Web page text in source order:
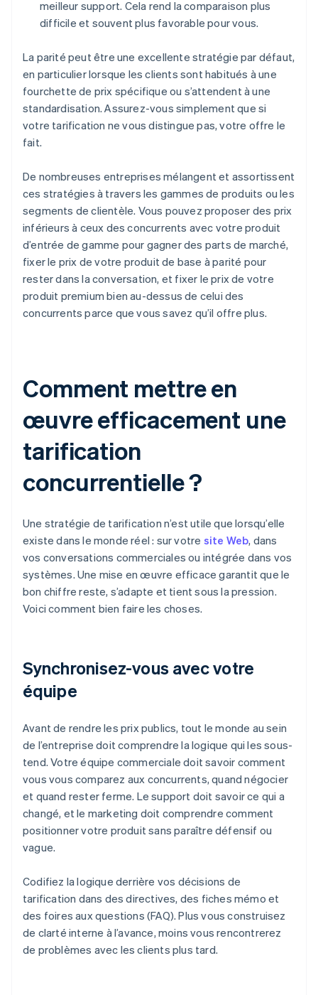
meilleur support. Cela rend la comparaison plus
difficile et souvent plus favorable pour vous.
La parité peut être une excellente stratégie par défaut,
en particulier lorsque les clients sont habitués à une
fourchette de prix spécifique ou s’attendent à une
standardisation. Assurez-vous simplement que si
votre tarification ne vous distingue pas, votre offre le
fait.
De nombreuses entreprises mélangent et assortissent
ces stratégies à travers les gammes de produits ou les
segments de clientèle. Vous pouvez proposer des prix
inférieurs à ceux des concurrents avec votre produit
d’entrée de gamme pour gagner des parts de marché,
fixer le prix de votre produit de base à parité pour
rester dans la conversation, et fixer le prix de votre
produit premium bien au-dessus de celui des
concurrents parce que vous savez qu’il offre plus.
Comment mettre en
œuvre efficacement une
tarification
concurrentielle ?
Une stratégie de tarification n’est utile que lorsqu’elle
existe dans le monde réel : sur votre site Web, dans
vos conversations commerciales ou intégrée dans vos
systèmes. Une mise en œuvre efficace garantit que le
bon chiffre reste, s’adapte et tient sous la pression.
Voici comment bien faire les choses.
Synchronisez-vous avec votre
équipe
Avant de rendre les prix publics, tout le monde au sein
de l’entreprise doit comprendre la logique qui les sous-
tend. Votre équipe commerciale doit savoir comment
vous vous comparez aux concurrents, quand négocier
et quand rester ferme. Le support doit savoir ce qui a
changé, et le marketing doit comprendre comment
positionner votre produit sans paraître défensif ou
vague.
Codifiez la logique derrière vos décisions de
tarification dans des directives, des fiches mémo et
des foires aux questions (FAQ). Plus vous construisez
de clarté interne à l’avance, moins vous rencontrerez
de problèmes avec les clients plus tard.